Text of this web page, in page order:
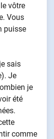
vôtre
Vous
puisse
sais
Je
je
été
comme